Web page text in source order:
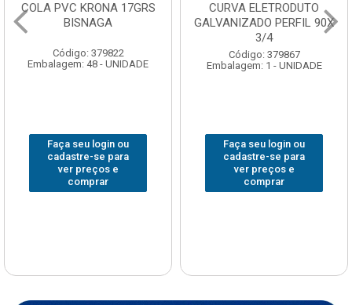
COLA PVC KRONA 17GRS
BISNAGA
Código: 379822
Embalagem: 48 - UNIDADE
Faça seu login ou
cadastre-se para
ver preços e
comprar
CURVA ELETRODUTO
GALVANIZADO PERFIL 90X
3/4
Código: 379867
Embalagem: 1 - UNIDADE
Faça seu login ou
cadastre-se para
ver preços e
comprar